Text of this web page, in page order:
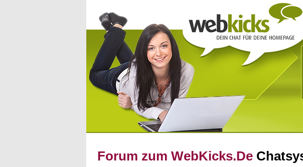
Forum zum WebKicks.De